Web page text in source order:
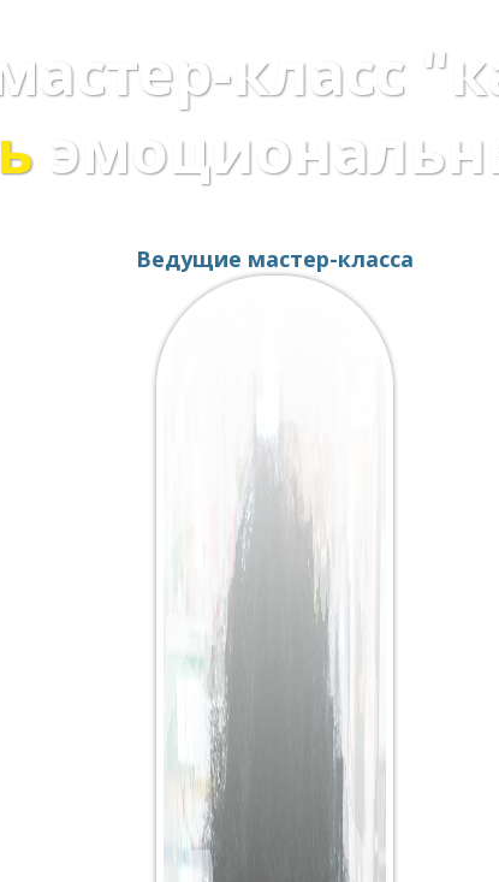
класс
Ведущие мастер-класса